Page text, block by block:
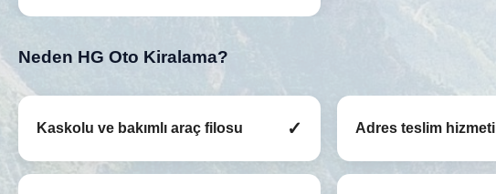
Neden HG Oto Kiralama?
Kaskolu ve bakımlı araç filosu ✓ Adres teslim hizmeti